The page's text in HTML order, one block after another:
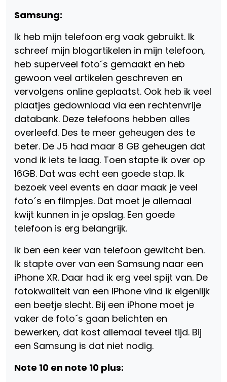
Samsung:
Ik heb mijn telefoon erg vaak gebruikt. Ik
schreef mijn blogartikelen in mijn telefoon,
heb superveel foto´s gemaakt en heb
gewoon veel artikelen geschreven en
vervolgens online geplaatst. Ook heb ik veel
plaatjes gedownload via een rechtenvrije
databank. Deze telefoons hebben alles
overleefd. Des te meer geheugen des te
beter. De J5 had maar 8 GB geheugen dat
vond ik iets te laag. Toen stapte ik over op
16GB. Dat was echt een goede stap. Ik
bezoek veel events en daar maak je veel
foto´s en filmpjes. Dat moet je allemaal
kwijt kunnen in je opslag. Een goede
telefoon is erg belangrijk.
Ik ben een keer van telefoon gewitcht ben.
Ik stapte over van een Samsung naar een
iPhone XR. Daar had ik erg veel spijt van. De
fotokwaliteit van een iPhone vind ik eigenlijk
een beetje slecht. Bij een iPhone moet je
vaker de foto´s gaan belichten en
bewerken, dat kost allemaal teveel tijd. Bij
een Samsung is dat niet nodig.
Note 10 en note 10 plus: